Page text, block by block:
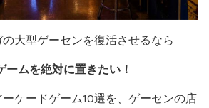
大型ゲーセンを復活させるなら
ームを絶対に置きたい！
ケードゲーム10選を、ゲーセンの店